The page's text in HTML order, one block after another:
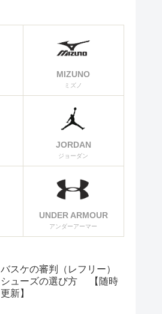
MIZUNO
ミズノ
JORDAN
ジョーダン
UNDER ARMOUR
アンダーアーマー
バスケの審判（レフリー）
シューズの選び方 【随時
更新】